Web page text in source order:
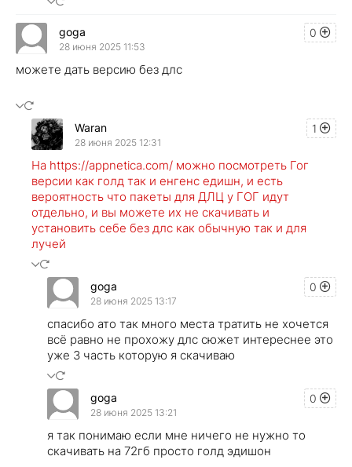
0
goga
28 июня 2025 11:53
можете дать версию без длс
1
Waran
28 июня 2025 12:31
На https://appnetica.com/ можно посмотреть Гог
версии как голд так и енгенс едишн, и есть
вероятность что пакеты для ДЛЦ у ГОГ идут
отдельно, и вы можете их не скачивать и
установить себе без длс как обычную так и для
лучей
0
goga
28 июня 2025 13:17
спасибо ато так много места тратить не хочется
всё равно не прохожу длс сюжет интереснее это
уже 3 часть которую я скачиваю
0
goga
28 июня 2025 13:21
я так понимаю если мне ничего не нужно то
скачивать на 72гб просто голд эдишон